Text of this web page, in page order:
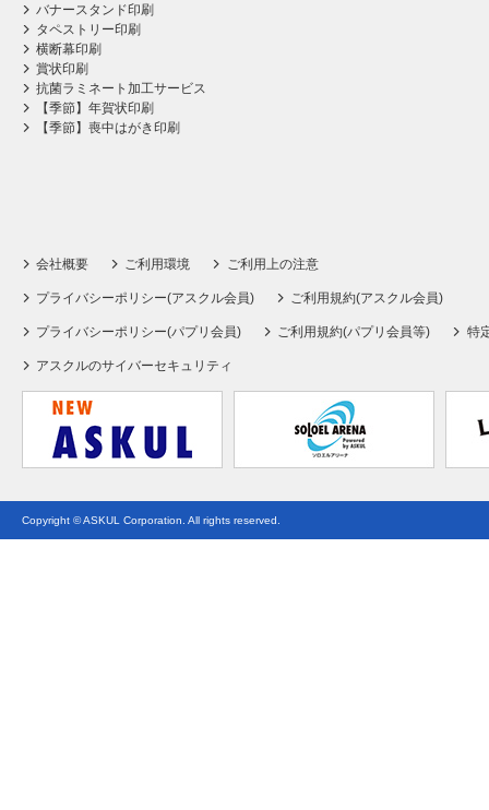
バナースタンド印刷
タペストリー印刷
横断幕印刷
賞状印刷
抗菌ラミネート加工サービス
【季節】年賀状印刷
【季節】喪中はがき印刷
会社概要 ご利用環境 ご利用上の注意
プライバシーポリシー(アスクル会員) ご利用規約(アスクル会員)
プライバシーポリシー(パプリ会員) ご利用規約(パプリ会員等) 特
アスクルのサイバーセキュリティ
Copyright © ASKUL Corporation. All rights reserved.